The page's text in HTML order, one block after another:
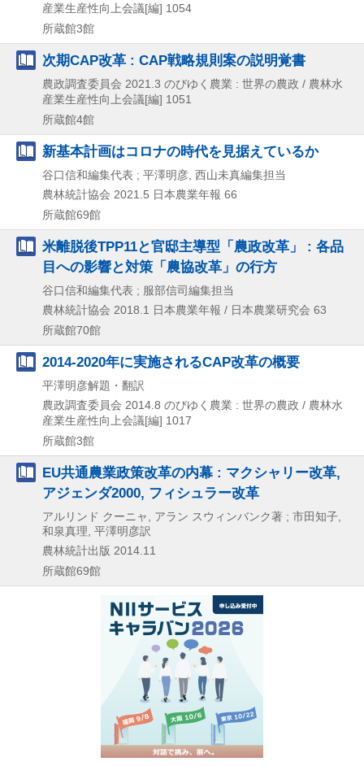
産業生産性向上会議[編] 1054
所蔵館3館
次期CAP改革 : CAP戦略規則案の説明覚書
農政調査委員会 2021.3 のびゆく農業 : 世界の農政 / 農林水
産業生産性向上会議[編] 1051
所蔵館4館
新基本計画はコロナの時代を見据えているか
谷口信和編集代表 ; 平澤明彦, 西山未真編集担当
農林統計協会 2021.5 日本農業年報 66
所蔵館69館
米離脱後TPP11と官邸主導型「農政改革」 : 各品
目への影響と対策「農協改革」の行方
谷口信和編集代表 ; 服部信司編集担当
農林統計協会 2018.1 日本農業年報 / 日本農業研究会 63
所蔵館70館
2014-2020年に実施されるCAP改革の概要
平澤明彦解題・翻訳
農政調査委員会 2014.8 のびゆく農業 : 世界の農政 / 農林水
産業生産性向上会議[編] 1017
所蔵館3館
EU共通農業政策改革の内幕 : マクシャリー改革,
アジェンダ2000, フィシュラー改革
アルリンド クーニャ, アラン スウィンバンク著 ; 市田知子,
和泉真理, 平澤明彦訳
農林統計出版 2014.11
所蔵館69館